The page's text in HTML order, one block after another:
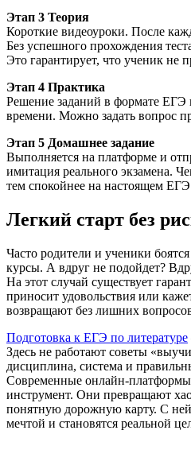
Этап 3 Теория
Короткие видеоуроки. После
Без успешного прохождения
Это гарантирует, что ученик не
Этап 4 Практика
Решение заданий в формате ЕГЭ
времени. Можно задать вопрос
Этап 5 Домашнее задание
Выполняется на платформе и
имитация реального экзамена.
тем спокойнее на настоящем
Легкий старт без
Часто родители и ученики
курсы. А вдруг не подойдет?
На этот случай существует
приносит удовольствия или
возвращают без лишних
Подготовка к ЕГЭ по литературе
Здесь не работают советы
дисциплина, система и
Современные онлайн-
инструмент. Они превращают
понятную дорожную карту. С
мечтой и становятся реальной